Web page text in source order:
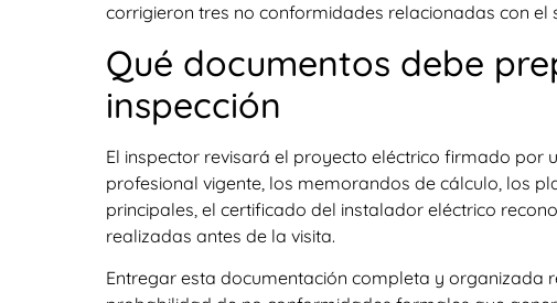
corrigieron tres no conformidades relacionadas con
Qué documentos debe
inspección
El inspector revisará el proyecto eléctrico firmado por
profesional vigente, los memorandos de cálculo, los
principales, el certificado del instalador eléctrico
realizadas antes de la visita.
Entregar esta documentación completa y organizada